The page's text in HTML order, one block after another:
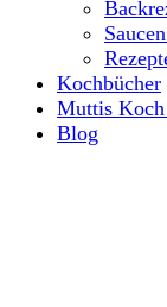
Kochbücher
Muttis
Blog